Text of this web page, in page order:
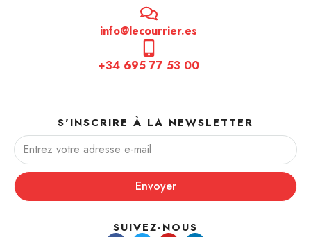
info@lecourrier.es
+34 695 77 53 00
S'INSCRIRE À LA NEWSLETTER
Envoyer
SUIVEZ-NOUS